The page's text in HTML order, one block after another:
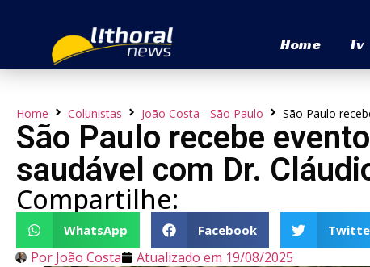
Home Tv
Home Colunistas João Costa - São Paulo São Paulo
São Paulo recebe
saudável com Dr.
Compartilhe:
WhatsApp Facebook
Por João Costa Atualizado em 19/08/2025